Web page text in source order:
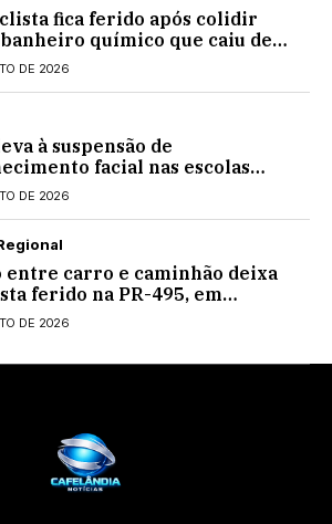
fica ferido após colidir
químico que caiu de
na PRC-467, em Cascavel
DE 2026
à suspensão de
facial nas escolas
DE 2026
entre carro e caminhão deixa
ferido na PR-495, em
DE 2026